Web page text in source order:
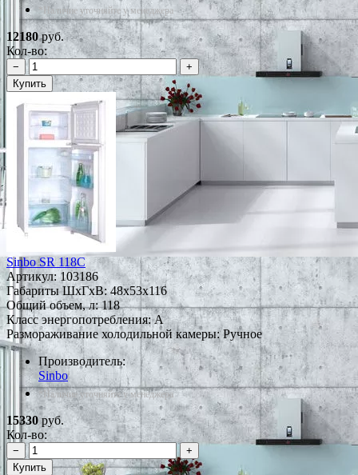
*Наличие уточняйте у менеджера
12180руб.
Кол-во:
−
+
Купить
Sinbo SR 118C
Артикул: 103186
Габариты ШxГxВ: 48x53x116
Общий объем, л: 118
Класс энергопотребления: A
Размораживание холодильной камеры: Ручное
Производитель:
Sinbo
*Наличие уточняйте у менеджера
15330руб.
Кол-во:
−
+
Купить